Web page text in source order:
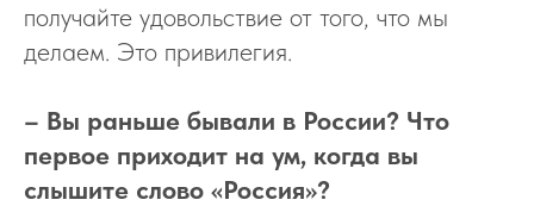
получайте удовольствие от того, что мы
делаем. Это привилегия.
– Вы раньше бывали в России? Что
первое приходит на ум, когда вы
слышите слово «Россия»?